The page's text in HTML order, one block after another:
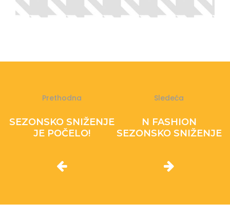
Prethodna
SEZONSKO SNIŽENJE
JE POČELO!
Sledeća
N FASHION
SEZONSKO SNIŽENJE